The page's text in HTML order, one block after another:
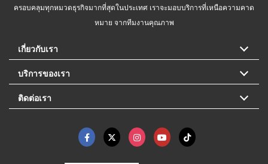
ครอบคลุมทุกหมวดธุรกิจมากที่สุดในประเทศ เราจะมอบบริการที่เหนือความคาด
หมาย จากทีมงานคุณภาพ
เกี่ยวกับเรา
บริการของเรา
ติดต่อเรา